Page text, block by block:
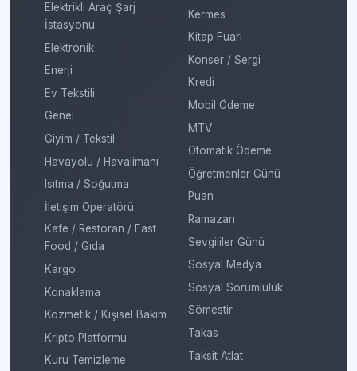
Elektrikli Araç Şarj
İstasyonu
Elektronik
Enerji
Ev Tekstili
Genel
Giyim / Tekstil
Havayolu / Havalimanı
Isıtma / Soğutma
İletişim Operatörü
Kafe / Restoran / Fast
Food / Gıda
Kargo
Konaklama
Kozmetik / Kişisel Bakım
Kripto Platformu
Kuru Temizleme
Kermes
Kitap Fuarı
Konser / Sergi
Kredi
Mobil Ödeme
MTV
Otomatik Ödeme
Öğretmenler Günü
Puan
Ramazan
Sevgililer Günü
Sosyal Medya
Sosyal Sorumluluk
Sömestir
Takas
Taksit Atlat